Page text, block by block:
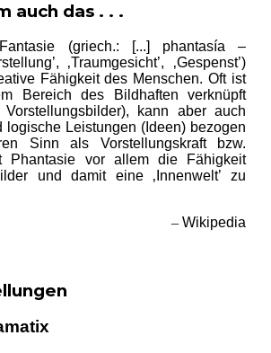
auch das . . .
(griech.: [...] phantasía –
‚Traumgesicht’, ‚Gespenst’)
Fähigkeit des Menschen. Oft ist
Bereich des Bildhaften verknüpft
Vorstellungsbilder), kann aber auch
logische Leistungen (Ideen) bezogen
Sinn als Vorstellungskraft bzw.
Phantasie vor allem die Fähigkeit
und damit eine ‚Innenwelt’ zu
– Wikipedia